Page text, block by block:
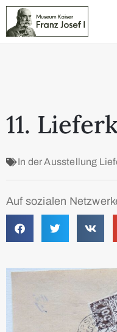
11.
In der Ausstellung
Auf sozialen